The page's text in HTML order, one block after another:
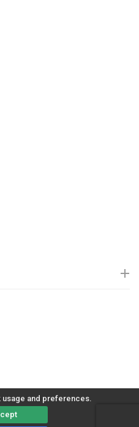
and preferences.